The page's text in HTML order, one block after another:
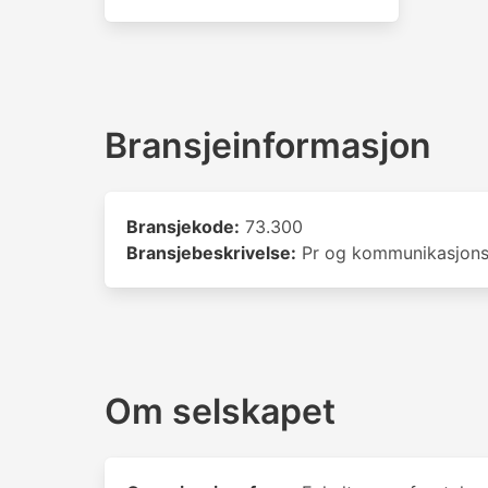
Bransjeinformasjon
Bransjekode: 73.300
Bransjebeskrivelse: Pr og
Om selskapet